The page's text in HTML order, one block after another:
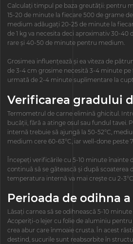
Calculați timpul pe baza greutății: pentru
15-20 de minute la fiecare 500 de grame
medium adăugați 20-25 de minute la
de 1 kg va necesita deci aproximativ 30-
rare și 40-50 de minute pentru medium.
Grosimea influențează și ea viteza de
de 3-4 cm grosime necesită 3-4 minute pe
urmată de 2-4 minute suplimentare la
Verificarea gradului
Termometrul de carne elimină ghicitul.
bucății, fără a atinge osul sau fundul tavei.
internă trebuie să ajungă la 50-52°C,
medium cere 60-63°C, iar well-done peste
Începeți verificările cu 5-10 minute înainte
continuă să se gătească și după scoaterea
temperatura internă va mai crește cu 2-
Perioada de odihna
Lăsați carnea să se odihnească 5-10
Acoperiți-o lejer cu folie de aluminiu
crea abur care înmoaie crusta. În acest
destind, sucurile sunt reabsorbite în